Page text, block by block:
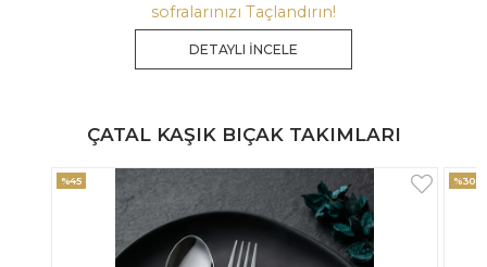
sofralarınızı Taçlandırın!
DETAYLI İNCELE
ÇATAL KAŞIK BIÇAK TAKIMLARI
%30 %33